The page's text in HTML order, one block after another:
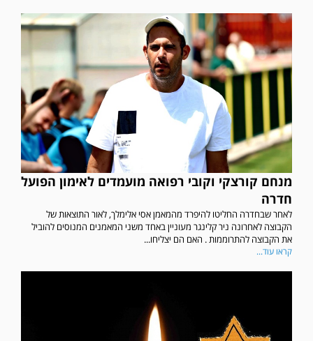
מנחם קורצקי וקובי רפואה מועמדים לאימון הפועל
חדרה
לאחר שבחדרה החליטו להיפרד מהמאמן אסי אלימלך, לאור התוצאות של
הקבוצה לאחרונה ניר קלינגר מעוניין באחד משני המאמנים המנוסים להוביל
את הקבוצה להתרוממות . האם הם יצליחו...
קראו עוד...